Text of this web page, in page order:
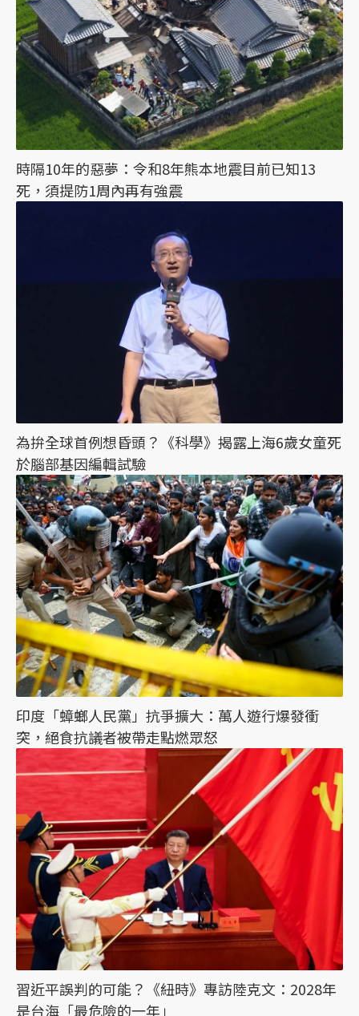
時隔10年的惡夢：令和8年熊本地震目前已知13
死，須提防1周內再有強震
為拚全球首例想昏頭？《科學》揭露上海6歲女童死
於腦部基因編輯試驗
印度「蟑螂人民黨」抗爭擴大：萬人遊行爆發衝
突，絕食抗議者被帶走點燃眾怒
習近平誤判的可能？《紐時》專訪陸克文：2028年
是台海「最危險的一年」